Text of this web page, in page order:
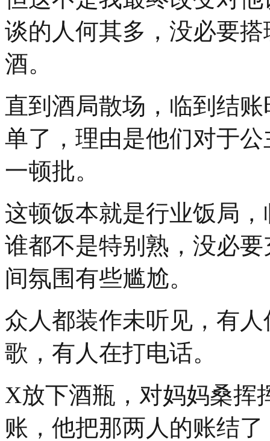
谈的人何其多，没必要
酒。
直到酒局散场，临到结
单了，理由是他们对于
一顿批。
这顿饭本就是行业饭局
谁都不是特别熟，没必
间氛围有些尴尬。
众人都装作未听见，有
歌，有人在打电话。
X放下酒瓶，对妈妈桑挥
账，他把那两人的账结